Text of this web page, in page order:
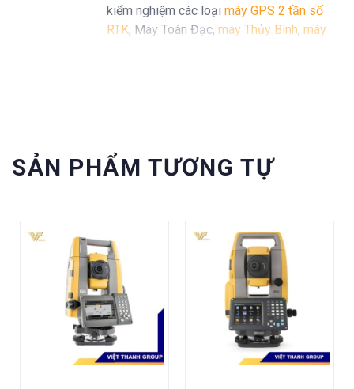
kiểm nghiệm các loại máy GPS 2 tần số
RTK, Máy Toàn Đạc, máy Thủy Bình, máy
SẢN PHẨM TƯƠNG TỰ